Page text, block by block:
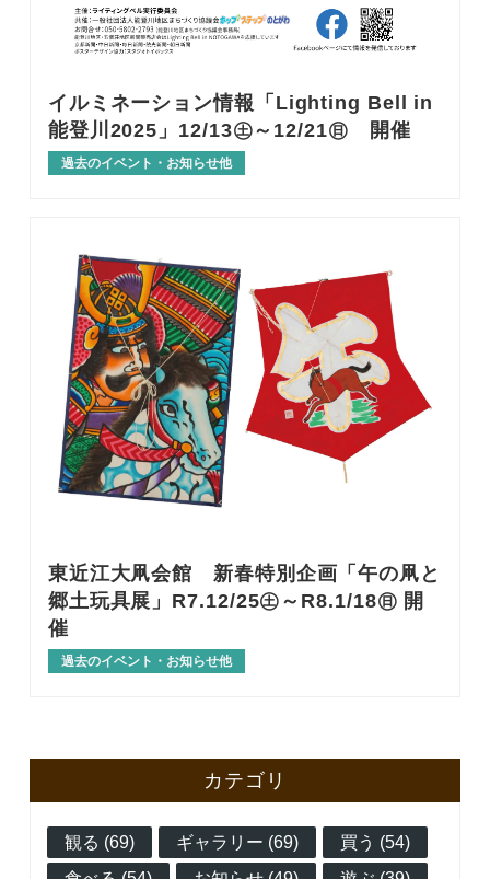
イルミネーション情報「Lighting Bell in
能登川2025」12/13㊏～12/21㊐ 開催
過去のイベント・お知らせ他
東近江大凧会館 新春特別企画「午の凧と
郷土玩具展」R7.12/25㊏～R8.1/18㊐ 開
催
過去のイベント・お知らせ他
カテゴリ
観る (69) ギャラリー (69)
買う (54)